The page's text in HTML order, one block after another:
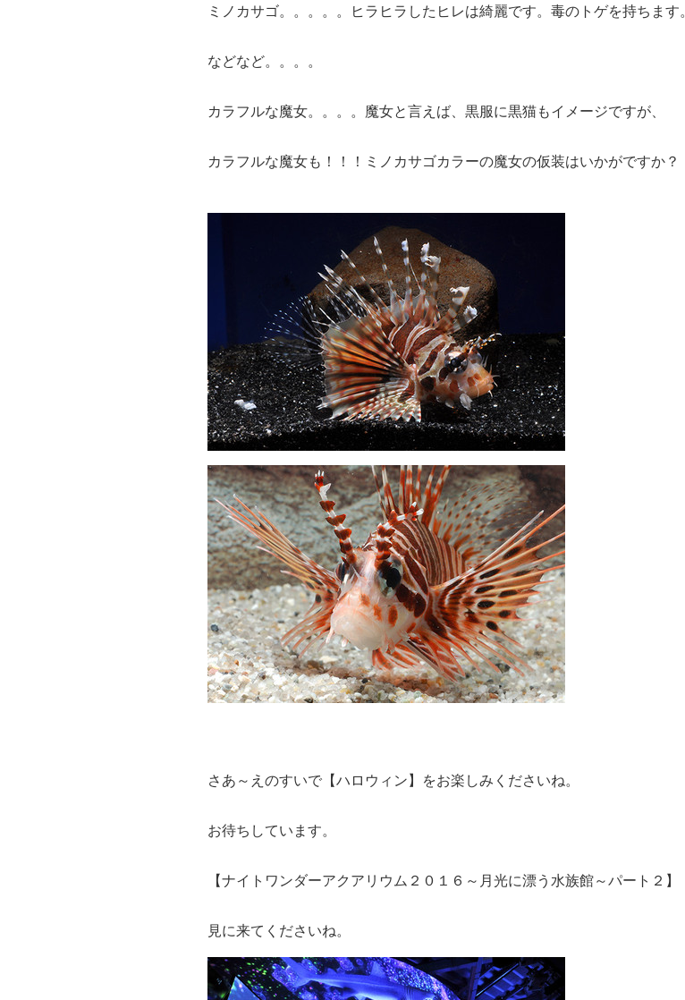
ミノカサゴ。。。。。ヒラヒラしたヒレは綺麗です。毒のトゲを持ちます。
などなど。。。。
カラフルな魔女。。。。魔女と言えば、黒服に黒猫もイメージですが、
カラフルな魔女も！！！ミノカサゴカラーの魔女の仮装はいかがですか？
さあ～えのすいで【ハロウィン】をお楽しみくださいね。
お待ちしています。
【ナイトワンダーアクアリウム２０１６～月光に漂う水族館～パート２】
見に来てくださいね。